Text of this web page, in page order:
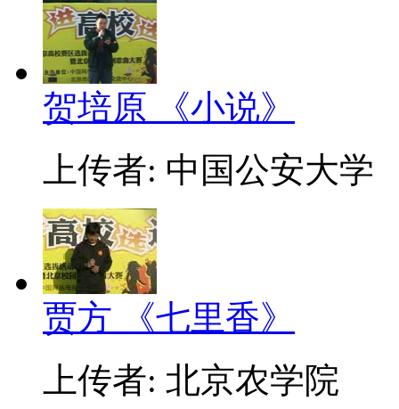
贺培原 《小说》
上传者: 中国公安大学
贾方 《七里香》
上传者: 北京农学院